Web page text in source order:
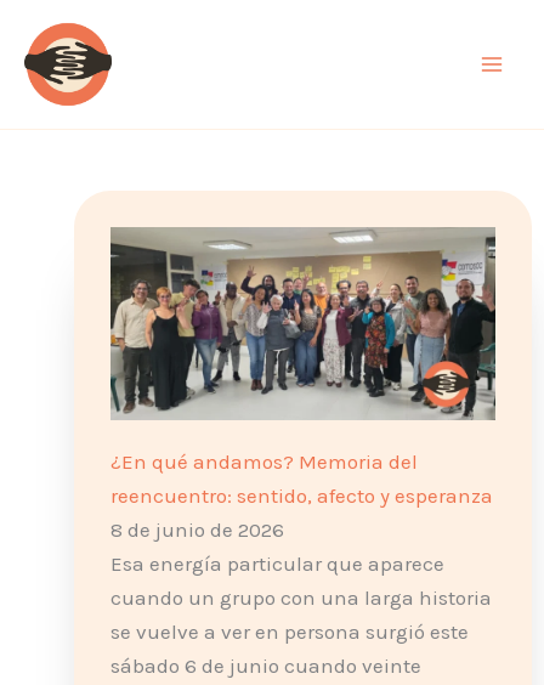
contenido
¿En qué andamos? Memoria del
reencuentro: sentido, afecto y esperanza
8 de junio de 2026
Esa energía particular que aparece
cuando un grupo con una larga historia
se vuelve a ver en persona surgió este
sábado 6 de junio cuando veinte